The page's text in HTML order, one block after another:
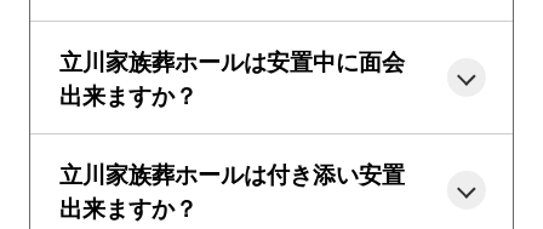
立川家族葬ホールは安置中に面会
出来ますか？
立川家族葬ホールは付き添い安置
出来ますか？